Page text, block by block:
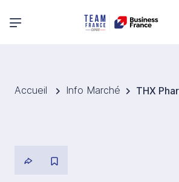
Menu principal
Accueil Info Marché